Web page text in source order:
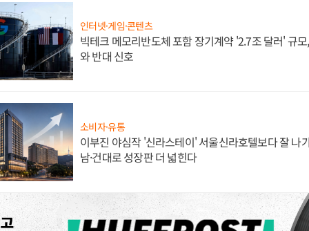
인터넷·게임·콘텐츠
빅테크 메모리반도체 포함 장기계약 '2.7조 달러' 규
와 반대 신호
소비자·유통
이부진 야심작 '신라스테이' 서울신라호텔보다 잘 나
남·건대로 성장판 더 넓힌다